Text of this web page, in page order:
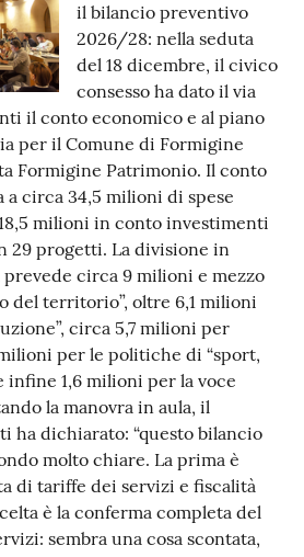
il bilancio preventivo
2026/28: nella seduta
del 18 dicembre, il civico
consesso ha dato il via
il conto economico e al piano
per il Comune di Formigine
Formigine Patrimonio. Il conto
circa 34,5 milioni di spese
milioni in conto investimenti
29 progetti. La divisione in
prevede circa 9 milioni e mezzo
del territorio”, oltre 6,1 milioni
circa 5,7 milioni per
per le politiche di “sport,
infine 1,6 milioni per la voce
la manovra in aula, il
ha dichiarato: “questo bilancio
molto chiare. La prima è
di tariffe dei servizi e fiscalità
è la conferma completa del
sembra una cosa scontata,